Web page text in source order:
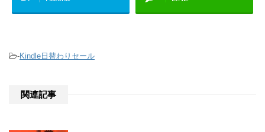
-Kindle日替わりセール
関連記事